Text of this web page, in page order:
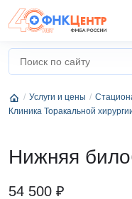
Услуги и цены
Клиника Торакальной
Нижняя
54 500 ₽